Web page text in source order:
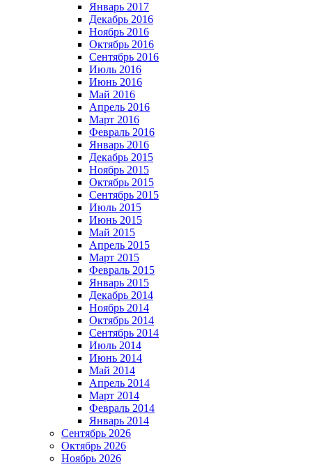
Январь 2017
Декабрь 2016
Ноябрь 2016
Октябрь 2016
Сентябрь 2016
Июль 2016
Июнь 2016
Май 2016
Апрель 2016
Март 2016
Февраль 2016
Январь 2016
Декабрь 2015
Ноябрь 2015
Октябрь 2015
Сентябрь 2015
Июль 2015
Июнь 2015
Май 2015
Апрель 2015
Март 2015
Февраль 2015
Январь 2015
Декабрь 2014
Ноябрь 2014
Октябрь 2014
Сентябрь 2014
Июль 2014
Июнь 2014
Май 2014
Апрель 2014
Март 2014
Февраль 2014
Январь 2014
Сентябрь 2026
Октябрь 2026
Ноябрь 2026